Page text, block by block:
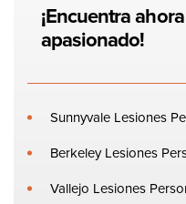
¡Encuentra
apasionado!
Sunnyvale Lesiones
Berkeley Lesiones
Vallejo Lesiones